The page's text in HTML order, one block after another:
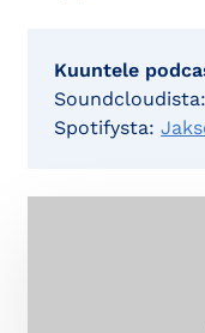
Kuuntele
Soundcloudista:
Spotifysta: